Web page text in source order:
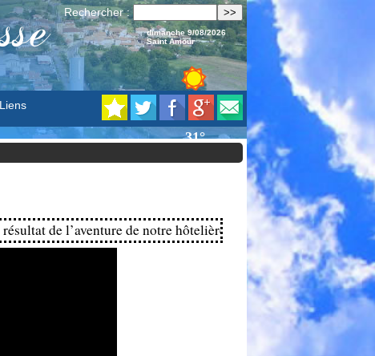
Rechercher :
dimanche 9/08/2026
Saint Amour
Liens
de l’aventure de notre hôtelière Nancy Van Es avec Sacha